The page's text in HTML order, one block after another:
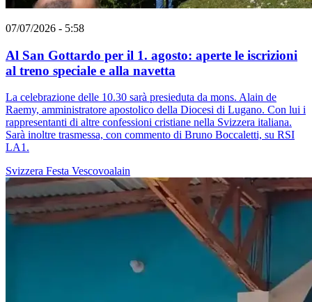
07/07/2026 - 5:58
Al San Gottardo per il 1. agosto: aperte le iscrizioni
al treno speciale e alla navetta
La celebrazione delle 10.30 sarà presieduta da mons. Alain de
Raemy, amministratore apostolico della Diocesi di Lugano. Con lui i
rappresentanti di altre confessioni cristiane nella Svizzera italiana.
Sarà inoltre trasmessa, con commento di Bruno Boccaletti, su RSI
LA1.
Svizzera Festa Vescovoalain